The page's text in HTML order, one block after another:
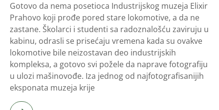
Gotovo da nema posetioca Industrijskog muzeja Elixir
Prahovo koji prođe pored stare lokomotive, a da ne
zastane. Školarci i studenti sa radoznalošću zaviruju u
kabinu, odrasli se prisećaju vremena kada su ovakve
lokomotive bile neizostavan deo industrijskih
kompleksa, a gotovo svi požele da naprave fotografiju
u ulozi mašinovođe. Iza jednog od najfotografisanijih
eksponata muzeja krije